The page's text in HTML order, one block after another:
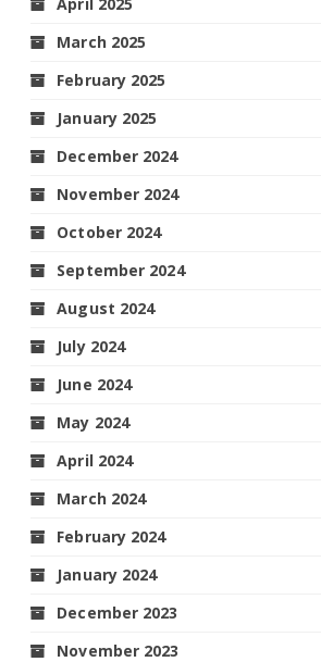
March 2025
February 2025
January 2025
December 2024
November 2024
October 2024
September 2024
August 2024
July 2024
June 2024
May 2024
April 2024
March 2024
February 2024
January 2024
December 2023
November 2023